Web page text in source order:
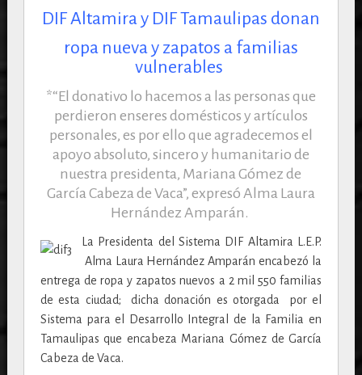
DIF Altamira y DIF Tamaulipas donan
ropa nueva y zapatos a familias
vulnerables
*“El donativo lo hacemos a las personas que
perdieron enseres domésticos y artículos
personales, es por ello que agradecemos el
apoyo absoluto, sincero y humanitario de
nuestra presidenta, Mariana Gómez de
García Cabeza de Vaca”, expresó Alma Laura
Hernández Amparán.
La Presidenta del Sistema DIF Altamira L.E.P.
Alma Laura Hernández Amparán encabezó la
entrega de ropa y zapatos nuevos a 2 mil 550 familias
de esta ciudad; dicha donación es otorgada por el
Sistema para el Desarrollo Integral de la Familia en
Tamaulipas que encabeza Mariana Gómez de García
Cabeza de Vaca.